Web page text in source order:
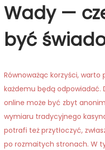
Wady —
być
Równoważąc korzyści,
każdemu będą odpowiadać.
online może być zbyt
wymiaru tradycyjnego
potrafi też przytłoczyć,
po rozmaitych stronach. W